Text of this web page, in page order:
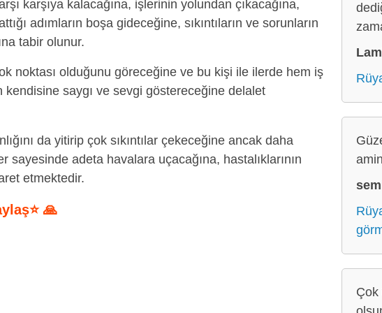
karşıya kalacağına, işlerinin yolundan çıkacağına,
adımların boşa gideceğine, sıkıntıların ve sorunların
tabir olunur.
noktası olduğunu göreceğine ve bu kişi ile ilerde hem iş
kendisine saygı ve sevgi göstereceğine delalet
da yitirip çok sıkıntılar çekeceğine ancak daha
adeta havalara uçacağına, hastalıklarının
etmektedir.
🙏
Çok